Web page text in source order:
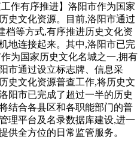
作有序推进】洛阳市作为国家
史文化资源。目前,洛阳市通过
档等方式,有序推进历史文化资
地连接起来。其中,洛阳市已完
为国家历史文化名城之一,拥有
市通过设立标志牌、信息采
史文化资源普查工作,将历史文
阳市已完成了超过一半的历史
结合各县区和各职能部门的普
理平台及名录数据库建设,进一
供全方位的日常监管服务。